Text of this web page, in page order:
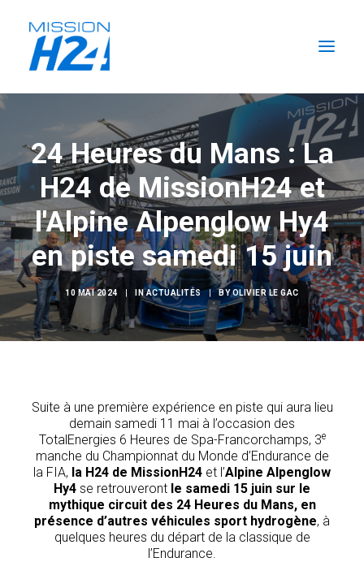
ACCUEIL
LES ACTUALITÉS
LA MISSION
L’ÉCURIE
FORMATIONS H2
RECHERCHER
FR
24 Heures du Mans : La
H24 de MissionH24 et
l'Alpine Alpenglow Hy4
en piste samedi 15 juin
10 MAI 2024 INACTUALITÉS BYOLIVIER LE GAC
Suite à une première expérience en piste qui aura lieu
demain samedi 11 mai à l’occasion des
TotalEnergies 6 Heures de Spa-Francorchamps, 3e
manche du Championnat du Monde d’Endurance de
la FIA, la H24 de MissionH24 et l’Alpine Alpenglow
Hy4 se retrouveront le samedi 15 juin sur le
mythique circuit des 24 Heures du Mans, en
présence d’autres véhicules sport hydrogène, à
quelques heures du départ de la classique de
l’Endurance.